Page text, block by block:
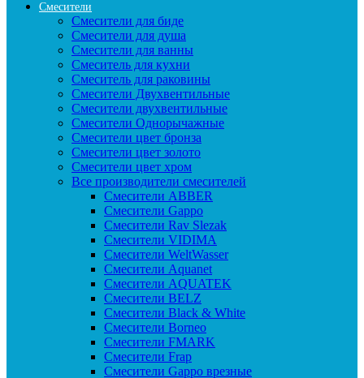
Смесители
Смесители для биде
Смесители для душа
Смесители для ванны
Смеситель для кухни
Смеситель для раковины
Смесители Двухвентильные
Смесители двухвентильные
Смесители Однорычажные
Смесители цвет бронза
Смесители цвет золото
Смесители цвет хром
Все производители смесителей
Cмесители ABBER
Cмесители Gappo
Cмесители Rav Slezak
Cмесители VIDIMA
Cмесители WeltWasser
Смесители Aquanet
Смесители AQUATEK
Смесители BELZ
Смесители Black & White
Смесители Borneo
Смесители FMARK
Смесители Frap
Смесители Gappo врезные